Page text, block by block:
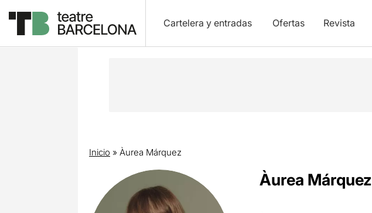
Cartelera y entradas Ofertas Revista
Inicio » Àurea Márquez
Àurea Márquez